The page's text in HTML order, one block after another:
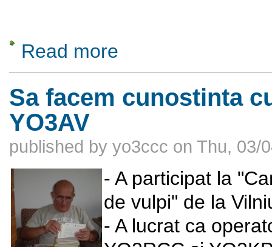
Read more
Sa facem cunostinta
YO3AV
published by yo3ccc on Thu, 03/
- A participat la
de vulpi" de la
- A lucrat ca